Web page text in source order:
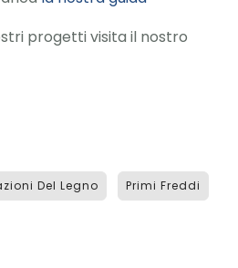
progetti visita il nostro
Del Legno Primi Freddi